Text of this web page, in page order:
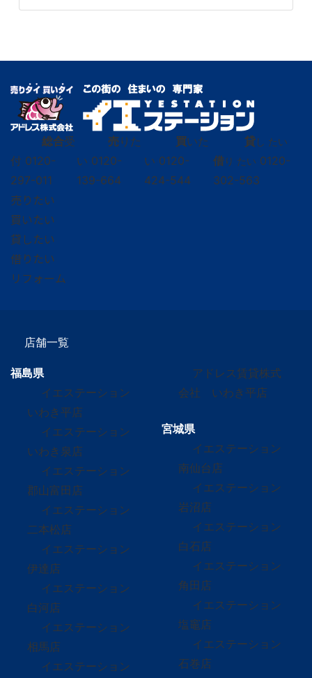
総合受
付 0120-
297-011
売りた
い 0120-
139-664
買いた
い 0120-
424-544
貸し たい
借り たい 0120-
302-563
売りたい
買いたい
貸したい
借りたい
リフォーム
店舗一覧
福島県
イエステーション
いわき平店
イエステーション
いわき泉店
イエステーション
郡山富田店
イエステーション
二本松店
イエステーション
伊達店
イエステーション
白河店
イエステーション
相馬店
イエステーション
アドレス賃貸株式
会社 いわき平店
宮城県
イエステーション
南仙台店
イエステーション
岩沼店
イエステーション
白石店
イエステーション
角田店
イエステーション
塩竈店
イエステーション
石巻店